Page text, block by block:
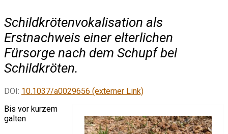
Schildkrötenvokalisation als
Erstnachweis einer elterlichen
Fürsorge nach dem Schupf bei
Schildkröten.
DOI: 10.1037/a0029656 (externer Link)
Bis vor kurzem
galten